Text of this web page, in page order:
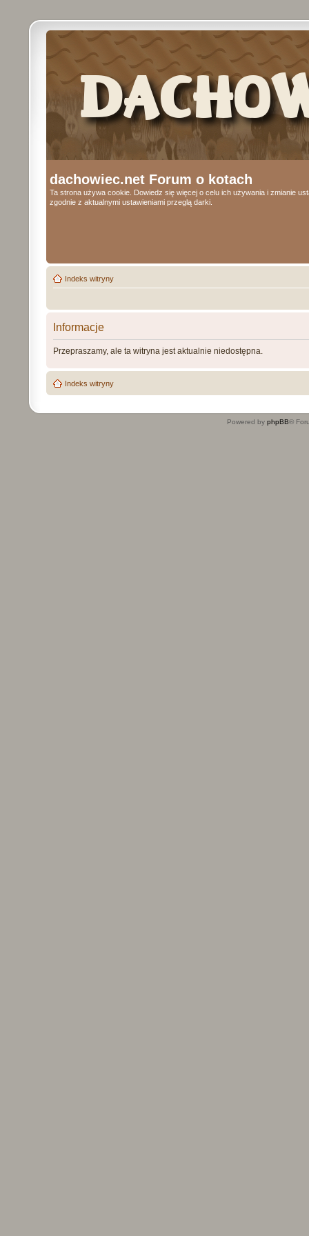
dachowiec.net Forum o kotach
Ta strona używa cookie. Dowiedz się więcej o celu ich używania i zmianie
zgodnie z aktualnymi ustawieniami przeglą darki.
Indeks witryny
Informacje
Przepraszamy, ale ta witryna jest aktualnie niedostępna.
Indeks witryny
Powered by phpBB®